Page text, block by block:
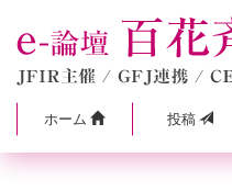
ホーム 投稿